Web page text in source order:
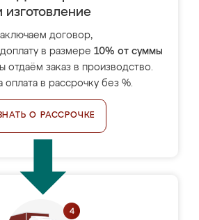
изготовление
договор,
в размере 10% от суммы
отдаём заказ в производство.
оплата в рассрочку без %.
О РАССРОЧКЕ